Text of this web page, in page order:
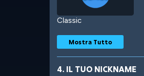
Classic
Mostra Tutto
4. IL TUO NICKNAME